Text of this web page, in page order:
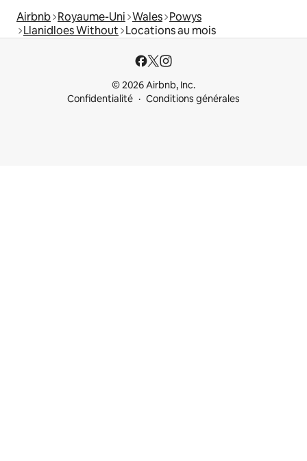
Airbnb Royaume-Uni Wales Powys
Llanidloes Without Locations au mois
© 2026 Airbnb, Inc.
Confidentialité
Conditions générales